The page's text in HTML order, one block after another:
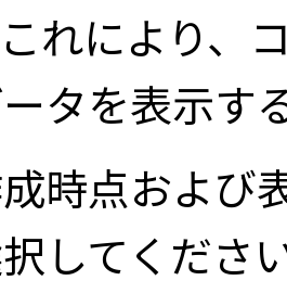
れにより、
タを表示す
時点および
してくださ